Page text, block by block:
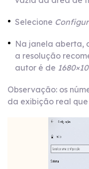
Selecione
Na janela aberta,
a resolução
autor é de
Observação: os
da exibição real que